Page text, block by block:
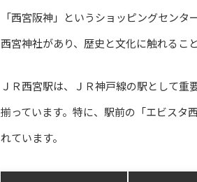
「西宮阪神」というショッピングセン
西宮神社があり、歴史と文化に触れるこ
ＪＲ西宮駅は、ＪＲ神戸線の駅として
揃っています。特に、駅前の「エビスタ
れています。